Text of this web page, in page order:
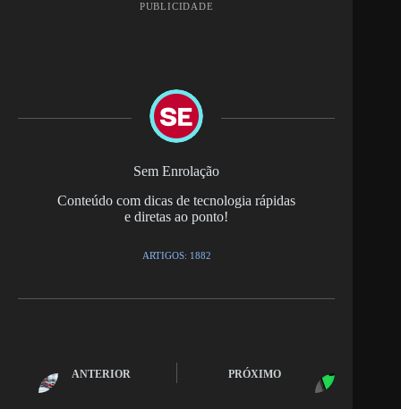
PUBLICIDADE
Sem Enrolação
Conteúdo com dicas de tecnologia rápidas
e diretas ao ponto!
ARTIGOS: 1882
ANTERIOR PRÓXIMO